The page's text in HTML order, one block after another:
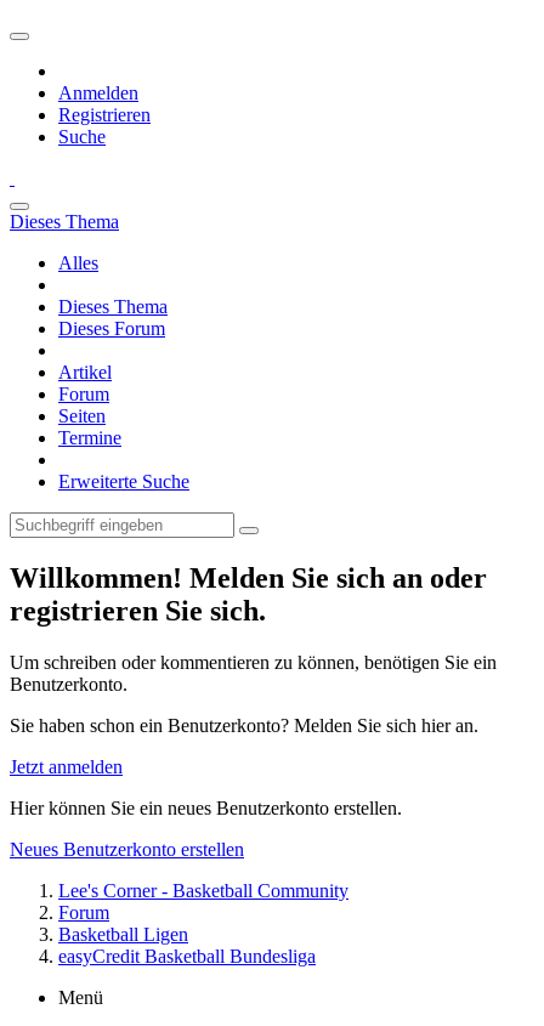
Anmelden
Registrieren
Suche
Dieses Thema
Alles
Dieses Thema
Dieses Forum
Artikel
Forum
Seiten
Termine
Erweiterte Suche
Willkommen! Melden Sie sich an oder
registrieren Sie sich.
Um schreiben oder kommentieren zu können, benötigen Sie ein
Benutzerkonto.
Sie haben schon ein Benutzerkonto? Melden Sie sich hier an.
Jetzt anmelden
Hier können Sie ein neues Benutzerkonto erstellen.
Neues Benutzerkonto erstellen
Lee's Corner - Basketball Community
Forum
Basketball Ligen
easyCredit Basketball Bundesliga
Menü